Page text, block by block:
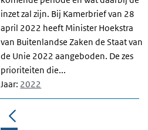
inzet zal zijn. Bij Kamerbrief van 28
april 2022 heeft Minister Hoekstra
van Buitenlandse Zaken de Staat van
de Unie 2022 aangeboden. De zes
prioriteiten die...
Jaar: 2022